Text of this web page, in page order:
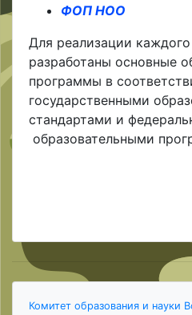
ФОП НОО
Для реализации
разработаны основные
программы в
государственными
стандартами и
образовательными
Комитет образования и науки